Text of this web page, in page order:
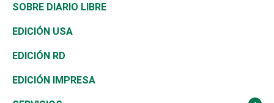
Reportajes
Asia
África
Ocenanía
Caribe
Consumo
Vivienda
Telecom.
Global y variable
Belleza
Buena Vida
Sociales
Novedades
Golf
Ciclismo
Tenis
Olimpismo
De buena tinta
En Directo
El Espía
Noticiero Poteleche
Clima
Tecnología
Historia
Martes de tecnología
Mundo
Economía
Revista
Deportes
SOBRE DIARIO LIBRE
EDICIÓN USA
EDICIÓN RD
EDICIÓN IMPRESA